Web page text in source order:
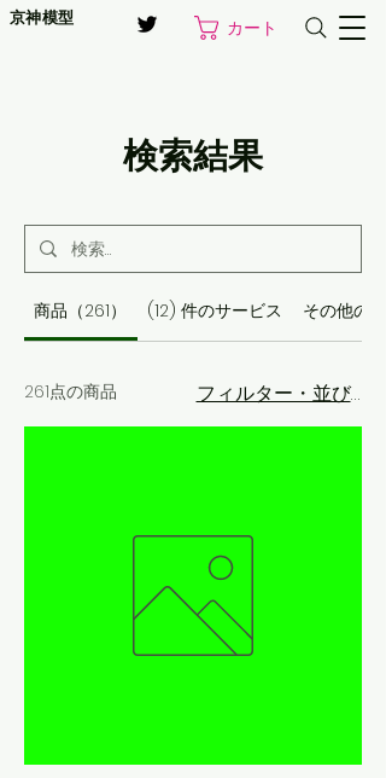
京神模型 カート
検索結果
商品（261） (12) 件のサービス その他の
261点の商品 フィルター・並び替え